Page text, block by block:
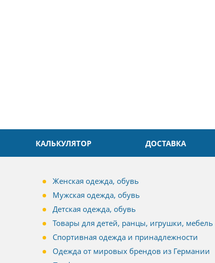
КАЛЬКУЛЯТОР ДОСТАВКА
Женская одежда, обувь
Мужская одежда, обувь
Детская одежда, обувь
Товары для детей, ранцы, игрушки, мебель
Спортивная одежда и принадлежности
Одежда от мировых брендов из Германии